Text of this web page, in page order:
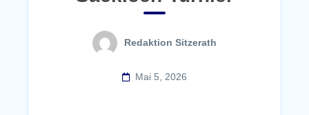
Redaktion Sitzerath
Mai 5, 2026